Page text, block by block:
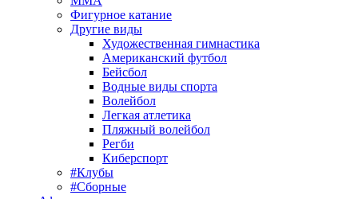
Фигурное катание
Другие виды
Художественная гимнастика
Американский футбол
Бейсбол
Водные виды спорта
Волейбол
Легкая атлетика
Пляжный волейбол
Регби
Киберспорт
#Клубы
#Сборные